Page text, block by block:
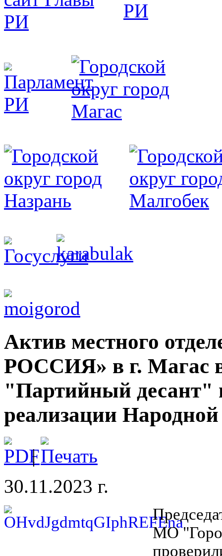
Актив местного
РОССИЯ» в г. Магас
"Партийный десант"
реализации
|
30.11.2023 г.
МО